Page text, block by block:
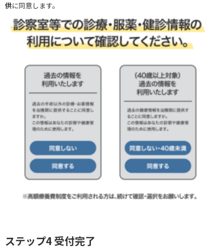
供に同意します。
ステップ4 受付完了